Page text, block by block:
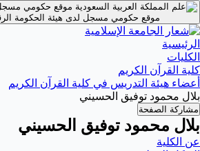
موقع حكومي مسجل
موقع حكومي مسجل لدى هيئة الحكومة
الرئيسية
الكليات
كلية القرآن الكريم
أعضاء هيئة التدريس في كلية القرآن الكريم
بلال محمود توفيق الحسيني
مشاركة الصفحة
بلال محمود توفيق الحسيني
عن الكلية